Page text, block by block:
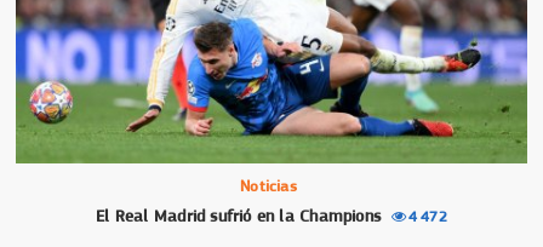
Noticias
El Real Madrid sufrió en la Champions 4 472